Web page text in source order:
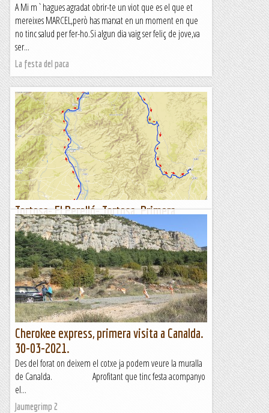
A Mi m`hagues agradat obrir-te un viot que es el que et
mereixes MARCEL,però has marxat en un moment en que
no tinc salud per fer-ho.Si algun dia vaig ser feliç de jove,va
ser...
La festa del paca
Tortosa- El Perelló- Tortosa. Primera
sortida en Bikepacking
Itinerari marcat amb el rellotge Suunto Traverse.Us deixo
unes quantes fotos de la nostra primera sortida Bikepacking a
les Terres de l'Ebre. Durant la setmana penjaré les dues...
Sortides a Muntanya
Cherokee express, primera visita a Canalda.
30-03-2021.
Des del forat on deixem el cotxe ja podem veure la muralla
de Canalda. Aprofitant que tinc festa acompanyo
el...
Jaumegrimp 2